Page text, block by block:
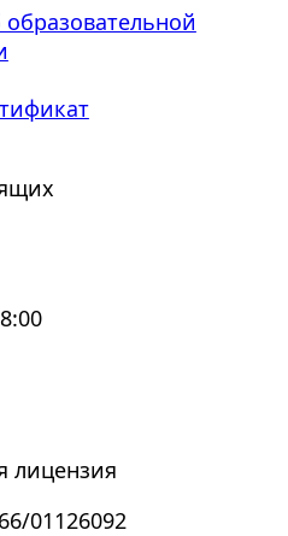
лицензия
01126092